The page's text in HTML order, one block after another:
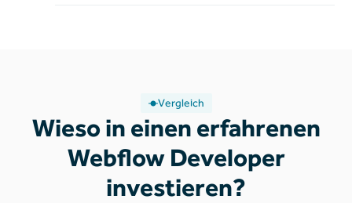
Vergleich
Wieso in einen erfahrenen
Webflow Developer
investieren?